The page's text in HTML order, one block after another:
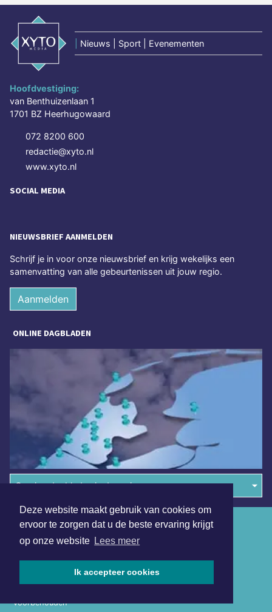
Deze website maakt gebruik van cookies om
ervoor te zorgen dat u de beste ervaring krijgt
op onze website Lees meer
Ik accepteer cookies
Nieuws | Sport | Evenementen
Hoofdvestiging:
van Benthuizenlaan 1
1701 BZ Heerhugowaard
072 8200 600
redactie@xyto.nl
www.xyto.nl
SOCIAL MEDIA
NIEUWSBRIEF AANMELDEN
Schrijf je in voor onze nieuwsbrief en krijg wekelijks een
samenvatting van alle gebeurtenissen uit jouw regio.
Aanmelden
ONLINE DAGBLADEN
Overige dagbladen in de regio
voorbehouden
Algemene voorwaarden
Disclaimer